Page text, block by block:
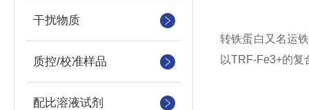
干扰物质
质控/校准样品
配比溶液试剂
转铁蛋白又名运
以TRF-Fe3+的